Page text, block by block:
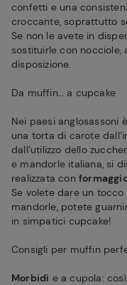
confetti e una
croccante, soprattutto
Se non le avete in
sostituirle con
disposizione.
Da muffin… a cupcake
Nei paesi anglosassoni
una torta di carote
dall’utilizzo dello
e mandorle italiana, si
realizzata con
Se volete dare un
mandorle, potete
in simpatici cupcake!
Consigli per muffin
Morbidi e a cupola: